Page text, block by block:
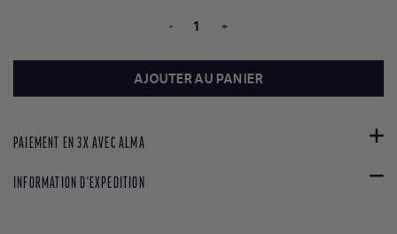
- +
AJOUTER AU PANIER
PAIEMENT EN 3X AVEC ALMA
INFORMATION D'EXPEDITION